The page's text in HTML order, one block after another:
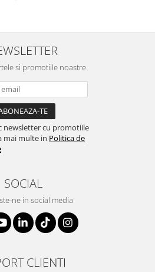
si promotiile noastre
newsletter cu promotiile
mai multe in Politica de
SOCIAL
ne in social media
CLIENTI